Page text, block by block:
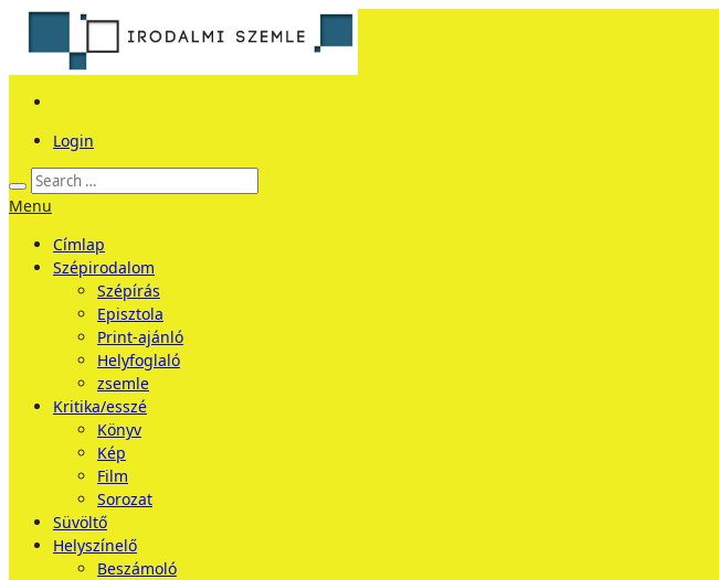
Login
Menu
Címlap
Szépirodalom
Szépírás
Episztola
Print-ajánló
Helyfoglaló
zsemle
Kritika/esszé
Könyv
Kép
Film
Sorozat
Süvöltő
Helyszínelő
Beszámoló